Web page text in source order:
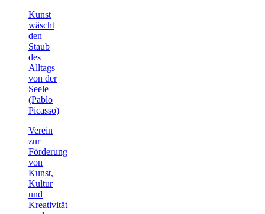
Kunst
wäscht
den
Staub
des
Alltags
von der
Seele
(Pablo
Picasso)
Verein
zur
Förderung
von
Kunst,
Kultur
und
Kreativität